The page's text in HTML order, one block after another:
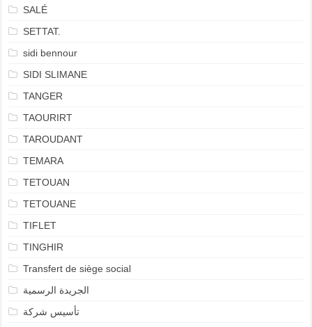
SALÉ
SETTAT.
sidi bennour
SIDI SLIMANE
TANGER
TAOURIRT
TAROUDANT
TEMARA
TETOUAN
TETOUANE
TIFLET
TINGHIR
Transfert de siège social
الجريدة الرسمية
تأسيس شركة